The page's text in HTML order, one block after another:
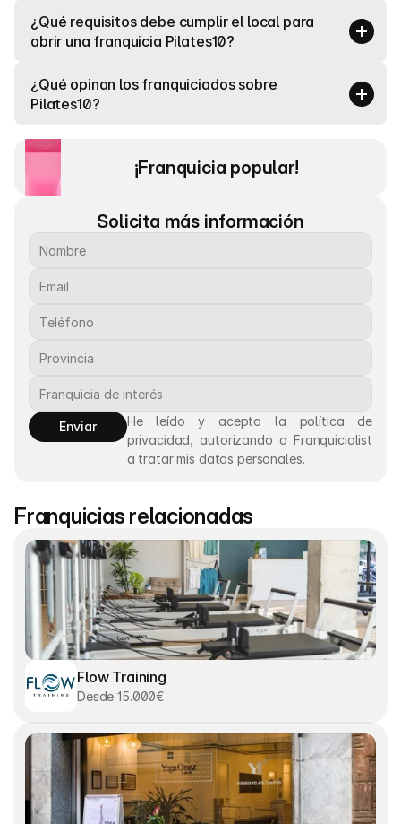
¿Qué requisitos debe cumplir el local para
abrir una franquicia Pilates10?
¿Qué opinan los franquiciados sobre
Pilates10?
¡Franquicia popular!
Solicita más información
Enviar
He leído y acepto la política de
privacidad, autorizando a Franquicialist
a tratar mis datos personales.
Franquicias relacionadas
Flow Training
Desde 15.000€